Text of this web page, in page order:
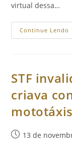
virtual dessa…
Continue Lendo
STF
criava
Post13 de